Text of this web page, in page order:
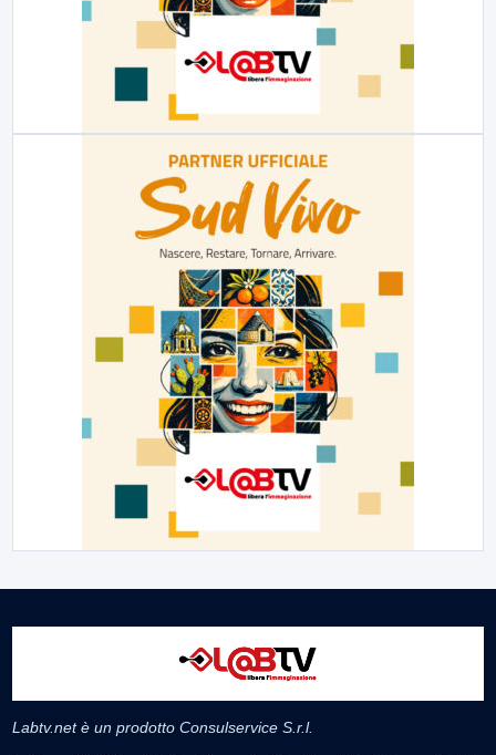
Labtv.net è un prodotto Consulservice S.r.l.